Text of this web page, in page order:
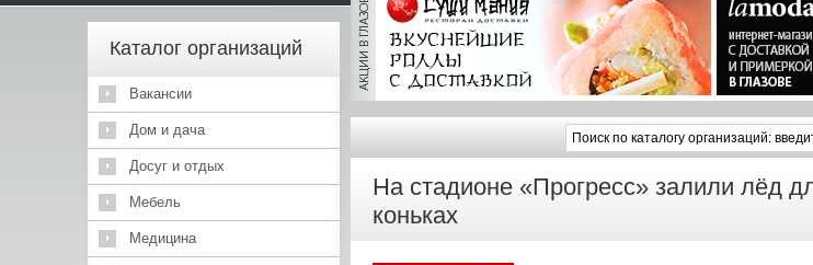
Каталог организаций
Вакансии
Дом и дача
Досуг и отдых
Мебель
Медицина
На стадионе «Прогресс» залили лёд
коньках